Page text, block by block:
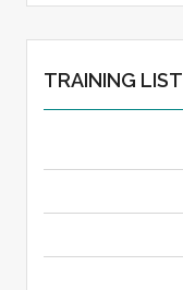
TRAINING LIST